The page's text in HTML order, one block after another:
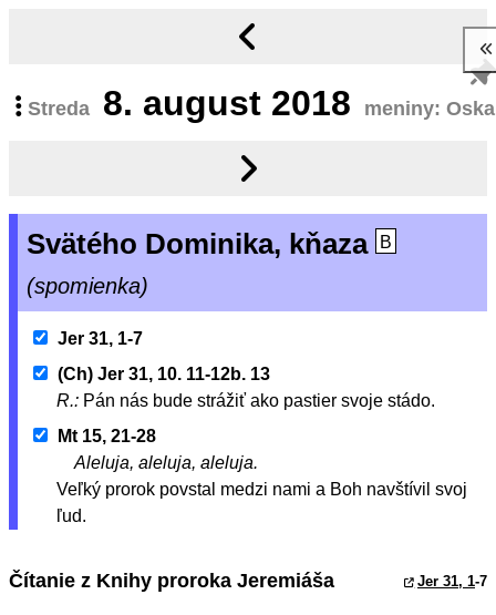
Streda 8. august 2018 meniny:
Svätého Dominika, kňaza B
(spomienka)
Jer 31, 1-7
(Ch) Jer 31, 10. 11-12b. 13
R.: Pán nás bude strážiť ako pastier svoje stádo.
Mt 15, 21-28
Aleluja, aleluja, aleluja.
Veľký prorok povstal medzi nami a Boh navštívil svoj
ľud.
Čítanie z Knihy proroka Jeremiáša Jer 31, 1-7